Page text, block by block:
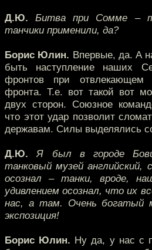
Д.Ю. Битва при Сомме –
танчики применили, да?
Борис Юлин. Впервые, да. А
быть наступление наших
фронтов при отвлекающем
фронта. Т.е. вот такой вот
двух сторон. Союзное
что этот удар позволит
державам. Силы выделялись
Д.Ю. Я был в городе
танковый музей английский,
осознал – танки, вроде,
удивлением осознал, что их
нас, а там. Очень богатый
экспозиция!
Борис Юлин. Ну да, у нас с